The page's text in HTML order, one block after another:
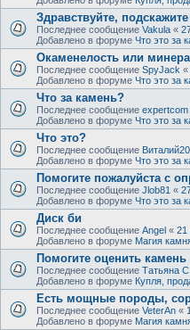
Здравствуйте,
Последнее сообщение Vakula «
Добавлено в форуме Что это за
Окаменелость или
Последнее сообщение SpyJack «
Добавлено в форуме Что это за
Что за камень?
Последнее сообщение expertcom
Добавлено в форуме Что это за
Что это?
Последнее сообщение
Добавлено в форуме Что это за
Помогите пожалуйста с
Последнее сообщение Jlob81 «
Добавлено в форуме Что это за
Диск би
Последнее сообщение Angel « 21
Добавлено в форуме Магия
Помогите оценить камень
Последнее сообщение Татьяна С
Добавлено в форуме Купля,
Есть мощные породы,
Последнее сообщение VeterAn «
Добавлено в форуме Магия